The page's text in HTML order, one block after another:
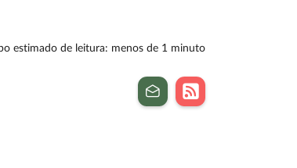
estimado de leitura: menos de 1 minuto